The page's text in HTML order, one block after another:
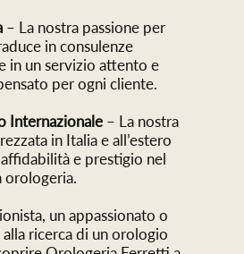
– La nostra passione per
in consulenze
in un servizio attento e
per ogni cliente.
Internazionale– La nostra
in Italia e all’estero
e prestigio nel
orologeria.
un appassionato o
ricerca di un orologio